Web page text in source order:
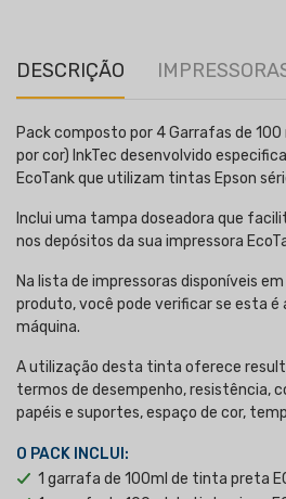
DESCRIÇÃO
Pack composto por 4 Garrafas de
por cor) InkTec desenvolvido
EcoTank que utilizam tintas Epson
Inclui uma tampa doseadora que
nos depósitos da sua impressora
Na lista de impressoras disponíveis
produto, você pode verificar se esta
máquina.
A utilização desta tinta oferece
termos de desempenho, resistência,
papéis e suportes, espaço de cor,
O PACK INCLUI:
1 garrafa de 100ml de tinta preta